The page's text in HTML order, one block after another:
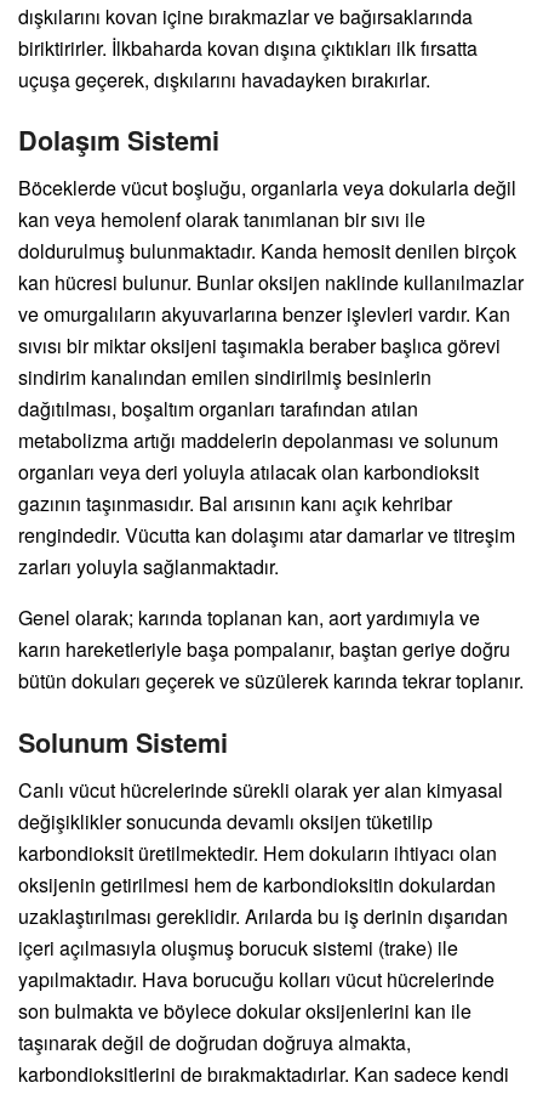
dışkılarını kovan içine bırakmazlar ve bağırsaklarında
biriktirirler. İlkbaharda kovan dışına çıktıkları ilk fırsatta
uçuşa geçerek, dışkılarını havadayken bırakırlar.
Dolaşım Sistemi
Böceklerde vücut boşluğu, organlarla veya dokularla değil
kan veya hemolenf olarak tanımlanan bir sıvı ile
doldurulmuş bulunmaktadır. Kanda hemosit denilen birçok
kan hücresi bulunur. Bunlar oksijen naklinde kullanılmazlar
ve omurgalıların akyuvarlarına benzer işlevleri vardır. Kan
sıvısı bir miktar oksijeni taşımakla beraber başlıca görevi
sindirim kanalından emilen sindirilmiş besinlerin
dağıtılması, boşaltım organları tarafından atılan
metabolizma artığı maddelerin depolanması ve solunum
organları veya deri yoluyla atılacak olan karbondioksit
gazının taşınmasıdır. Bal arısının kanı açık kehribar
rengindedir. Vücutta kan dolaşımı atar damarlar ve titreşim
zarları yoluyla sağlanmaktadır.
Genel olarak; karında toplanan kan, aort yardımıyla ve
karın hareketleriyle başa pompalanır, baştan geriye doğru
bütün dokuları geçerek ve süzülerek karında tekrar toplanır.
Solunum Sistemi
Canlı vücut hücrelerinde sürekli olarak yer alan kimyasal
değişiklikler sonucunda devamlı oksijen tüketilip
karbondioksit üretilmektedir. Hem dokuların ihtiyacı olan
oksijenin getirilmesi hem de karbondioksitin dokulardan
uzaklaştırılması gereklidir. Arılarda bu iş derinin dışarıdan
içeri açılmasıyla oluşmuş borucuk sistemi (trake) ile
yapılmaktadır. Hava borucuğu kolları vücut hücrelerinde
son bulmakta ve böylece dokular oksijenlerini kan ile
taşınarak değil de doğrudan doğruya almakta,
karbondioksitlerini de bırakmaktadırlar. Kan sadece kendi